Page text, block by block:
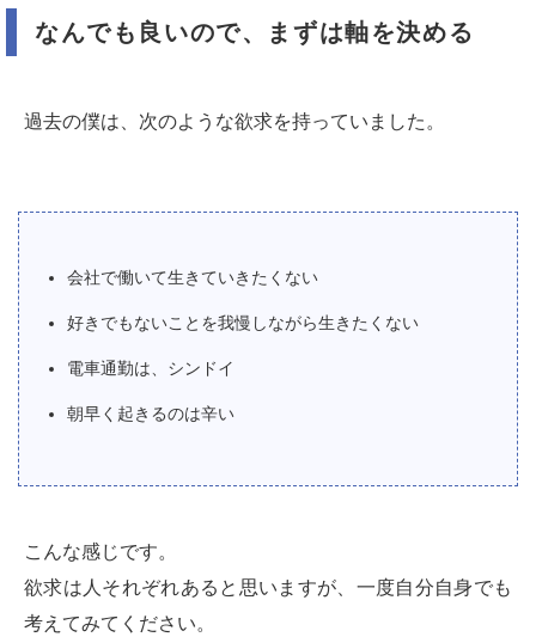
なんでも良いので、まずは軸を決める
過去の僕は、次のような欲求を持っていました。
会社で働いて生きていきたくない
好きでもないことを我慢しながら生きたくない
電車通勤は、シンドイ
朝早く起きるのは辛い
こんな感じです。
欲求は人それぞれあると思いますが、一度自分自身でも
考えてみてください。